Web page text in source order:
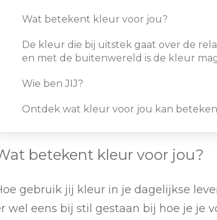
Wat betekent kleur voor jou?
De kleur die bij uitstek gaat over de
en met de buitenwereld is de kleur
Wie ben JIJ?
Ontdek wat kleur voor jou kan
betekent kleur voor jou?
gebruik jij kleur in je dagelijkse
wel eens bij stil gestaan bij hoe je je